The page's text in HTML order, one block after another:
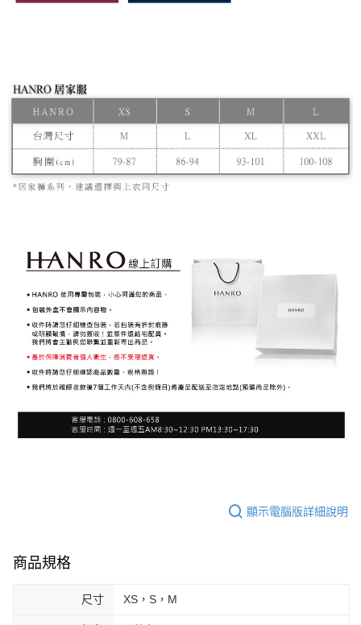
顯示電腦版詳細說明
商品規格
尺寸 XS，S，M